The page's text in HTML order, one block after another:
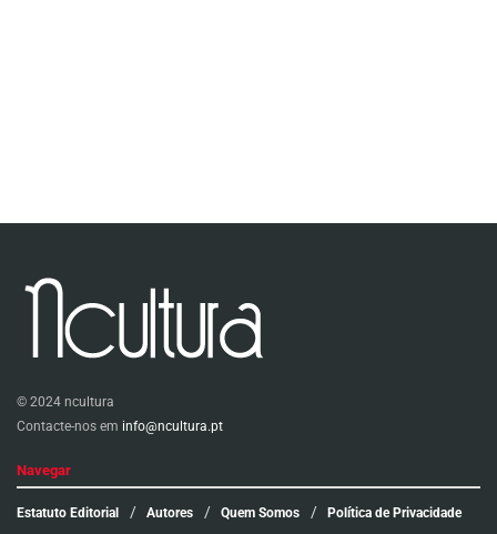
© 2024 ncultura
Contacte-nos em info@ncultura.pt
Navegar
Estatuto Editorial Autores Quem Somos Política de Privacidade